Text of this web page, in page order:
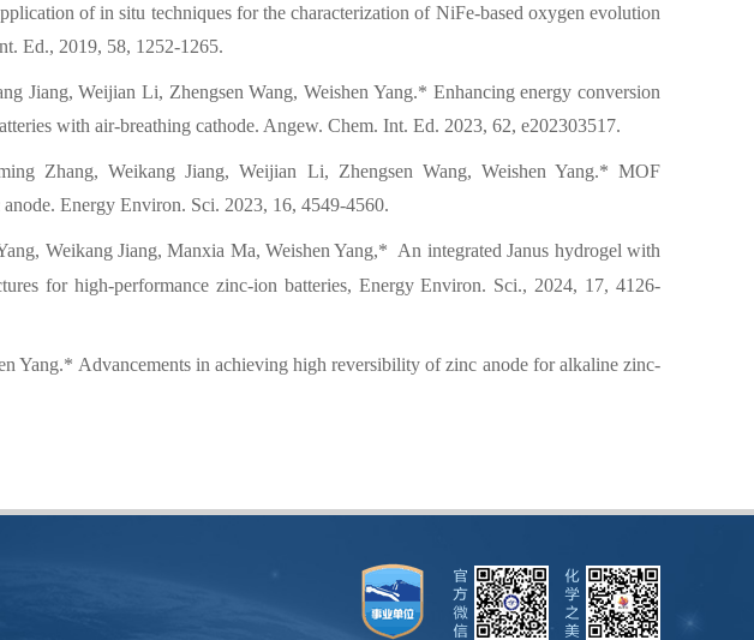
of in situ techniques for the characterization of NiFe-based oxygen evolution
Ed., 2019, 58, 1252-1265.
Jiang, Weijian Li, Zhengsen Wang, Weishen Yang.* Enhancing energy conversion
with air-breathing cathode. Angew. Chem. Int. Ed. 2023, 62, e202303517.
Zhang, Weikang Jiang, Weijian Li, Zhengsen Wang, Weishen Yang.* MOF
Energy Environ. Sci. 2023, 16, 4549-4560.
Weikang Jiang, Manxia Ma, Weishen Yang,* An integrated Janus hydrogel with
for high-performance zinc-ion batteries, Energy Environ. Sci., 2024, 17, 4126-
Yang.* Advancements in achieving high reversibility of zinc anode for alkaline zinc-